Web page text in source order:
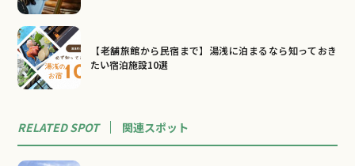
【老舗旅館から民宿まで】湯浅に泊まるなら知っておき
たい宿泊施設10選
RELATED SPOT 関連スポット